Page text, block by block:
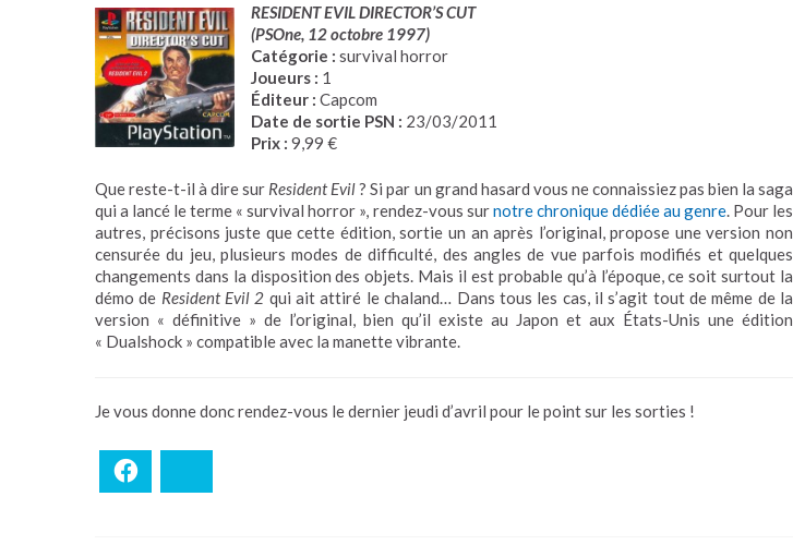
RESIDENT EVIL DIRECTOR’S CUT
(PSOne, 12 octobre 1997)
Catégorie : survival horror
Joueurs : 1
Éditeur : Capcom
Date de sortie PSN : 23/03/2011
Prix : 9,99 €
Que reste-t-il à dire sur Resident Evil? Si par un grand hasard vous ne connaissiez pas bien la saga
qui a lancé le terme « survival horror », rendez-vous surnotre chronique dédiée au genre. Pour les
autres, précisons juste que cette édition, sortie un an après l’original, propose une version non
censurée du jeu, plusieurs modes de difficulté, des angles de vue parfois modifiés et quelques
changements dans la disposition des objets. Mais il est probable qu’à l’époque, ce soit surtout la
démo de Resident Evil 2 qui ait attiré le chaland… Dans tous les cas, il s’agit tout de même de la
version « définitive » de l’original, bien qu’il existe au Japon et aux États-Unis une édition
« Dualshock » compatible avec la manette vibrante.
Je vous donne donc rendez-vous le dernier jeudi d’avril pour le point sur les sorties !